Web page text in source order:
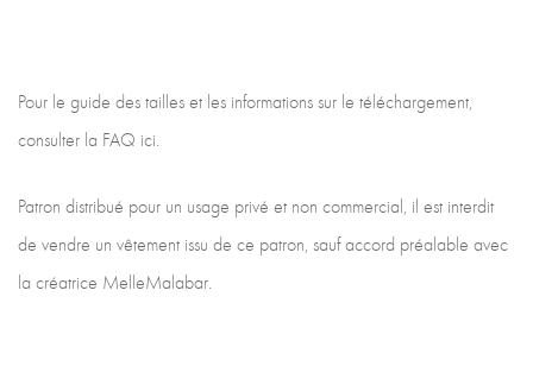
Pour le guide des tailles et les informations sur le téléchargement,
consulter la FAQ ici.
Patron distribué pour un usage privé et non commercial, il est interdit
de vendre un vêtement issu de ce patron, sauf accord préalable avec
la créatrice MelleMalabar.